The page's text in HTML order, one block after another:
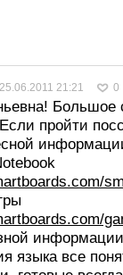
25.06.2011 21:21 0
Большое
пройти
языка все